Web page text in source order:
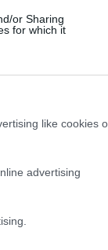
or Sharing
for which it
like cookies
advertising